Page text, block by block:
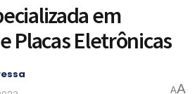
em
Placas Eletrônicas
AA